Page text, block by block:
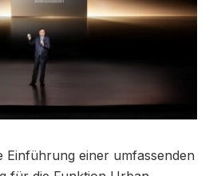
Einführung einer umfassenden